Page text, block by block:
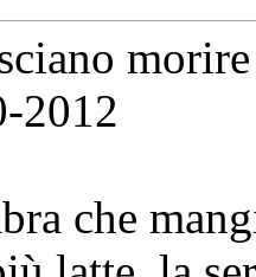
2012
che